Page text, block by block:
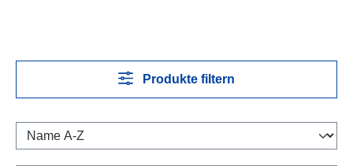
Produkte filtern